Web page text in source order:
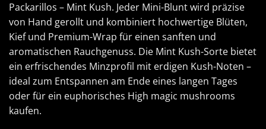
Packarillos – Mint Kush. Jeder Mini-Blunt wird präzise
von Hand gerollt und kombiniert hochwertige Blüten,
Kief und Premium-Wrap für einen sanften und
aromatischen Rauchgenuss. Die Mint Kush-Sorte bietet
ein erfrischendes Minzprofil mit erdigen Kush-Noten –
ideal zum Entspannen am Ende eines langen Tages
oder für ein euphorisches High magic mushrooms
kaufen.